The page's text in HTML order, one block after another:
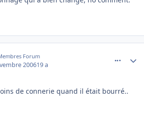
Forum
200619 a
de connerie quand il était bourré..